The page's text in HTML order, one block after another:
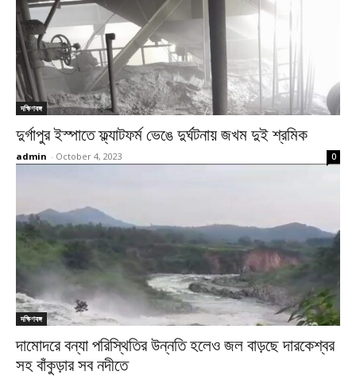
দক্ষিণবঙ্গ
দুর্গাপুর ইস্পাতে ফ্ল্যাটফর্ম ভেঙে দুর্ঘটনায় জখম দুই শ্রমিক
admin - October 4, 2023 0
দক্ষিণবঙ্গ
দামোদরে বন্যা পরিস্থিতির উন্নতি হলেও জল বাড়ছে দারকেশ্বর
সহ বাঁকুড়ার সব নদীতে